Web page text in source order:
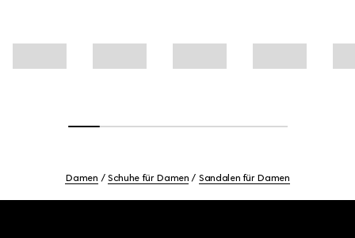
Damen Schuhe für Damen Sandalen für Damen